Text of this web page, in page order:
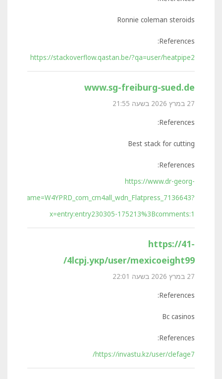
Ronnie coleman steroids
References:
https://stackoverflow.qastan.be/?qa=user/heatpipe2
www.sg-freiburg-sued.de
27 במרץ 2026 בשעה 21:55
References:
Best stack for cutting
References:
https://www.dr-georg-
x=entry:entry230305-175213%3Bcomments:1
https://41-
4lcpj.укр/user/mexicoeight99/
27 במרץ 2026 בשעה 22:01
References:
Bc casinos
References:
https://invastu.kz/user/clefage7/